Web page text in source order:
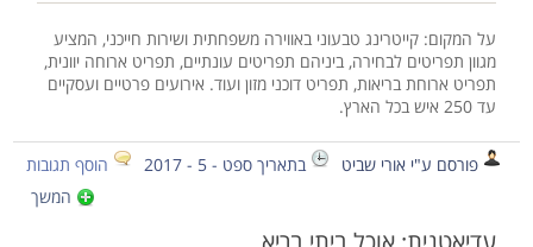
על המקום: קייטרינג טבעוני באווירה משפחתית ושירות חייכני, המציע
מגוון תפריטים לבחירה, ביניהם תפריטים עונתיים, תפריט ארוחה יוונית,
תפריט ארוחת בריאות, תפריט דוכני מזון ועוד. אירועים פרטיים ועסקיים
עד 250 איש בכל הארץ.
פורסם ע"י אורי שביט בתאריך ספט - 5 - 2017
הוסף תגובות
המשך